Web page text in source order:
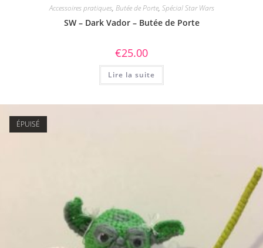
Accessoires pratiques, Butée de Porte, Spécial Star Wars
SW – Dark Vador – Butée de Porte
€25.00
Lire la suite
ÉPUISÉ